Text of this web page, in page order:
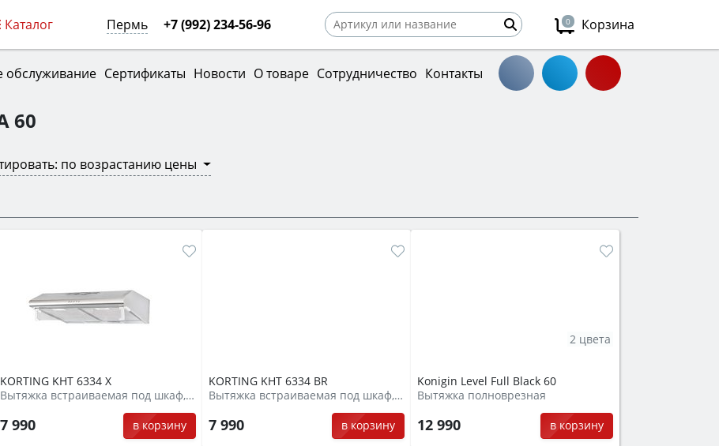
Каталог Пермь +7 (992) 234-56-96 0 Корзина
обслуживание Сертификаты Новости О товаре Сотрудничество Контакты
60
по возрастанию цены
KORTING KHT 6334 X
Вытяжка встраиваемая под шкаф, козырькового типа
7 990 в корзину
KORTING KHT 6334 BR
Вытяжка встраиваемая под шкаф, козырькового типа
7 990 в корзину
Konigin Level Full Black 60
Вытяжка полноврезная
12 990 в корзину
2 цвета